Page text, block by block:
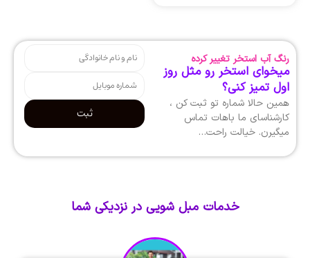
رنگ آب استخر تغییر کرده
میخوای استخر رو مثل روز
اول تمیز کنی؟
همین حالا شماره تو ثبت کن ،
کارشناسای ما باهات تماس
میگیرن. خیالت راحت…
ثبت
خدمات مبل شویی در نزدیکی شما